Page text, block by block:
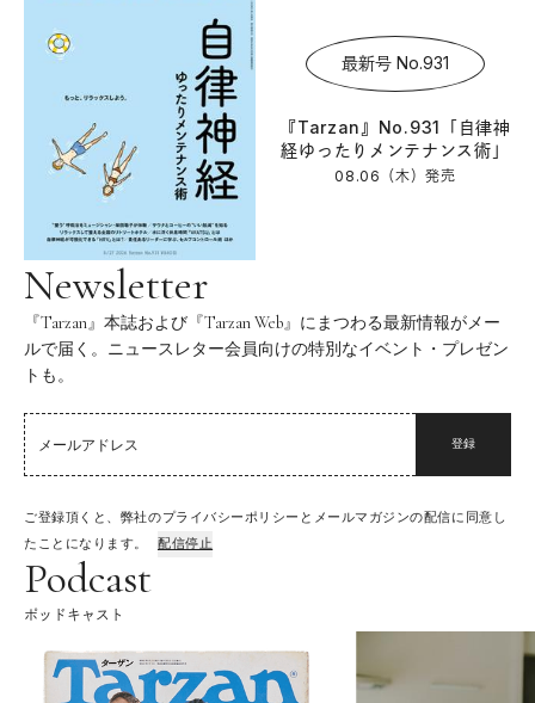
最新号 No.931
『Tarzan』No.931「自律神
経ゆったりメンテナンス術」
08.06（木）発売
Newsletter
『Tarzan』本誌および『Tarzan Web』にまつわる最新情報がメー
ルで届く。ニュースレター会員向けの特別なイベント・プレゼン
トも。
登録
ご登録頂くと、弊社のプライバシーポリシーとメールマガジンの配信に同意し
たことになります。
配信停止
Podcast
ポッドキャスト